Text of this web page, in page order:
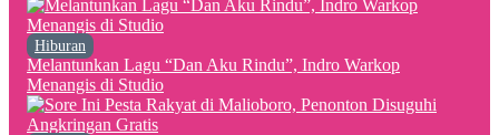
Hiburan
Melantunkan Lagu “Dan Aku Rindu”, Indro Warkop
Menangis di Studio